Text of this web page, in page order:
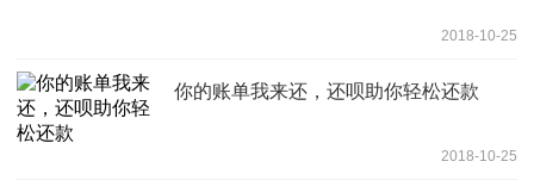
2018-10-25
你的账单我来还，还呗助你轻松还款
2018-10-25